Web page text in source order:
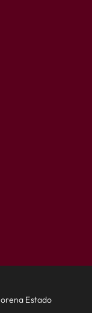
Estado